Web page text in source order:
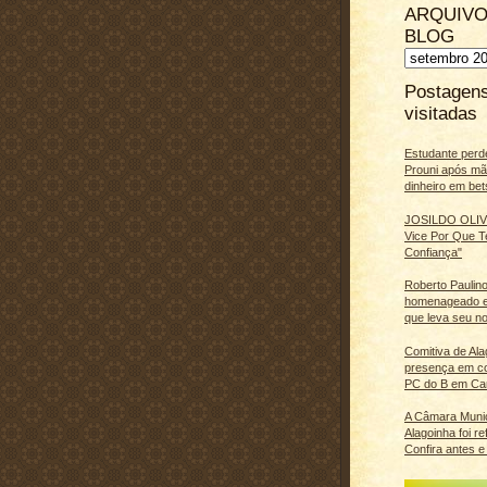
BLOG
visitadas
Estudante
Prouni após
dinheiro em
JOSILDO
Vice Por Que
Confiança"
Roberto
homenageado
que leva seu
Comitiva de
presença em
PC do B em
A Câmara
Alagoinha foi
Confira antes